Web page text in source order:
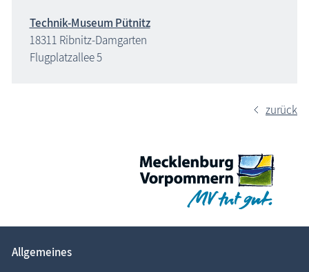
Technik-Museum Pütnitz
18311 Ribnitz-Damgarten
Flugplatzallee 5
zurück
Allgemeines